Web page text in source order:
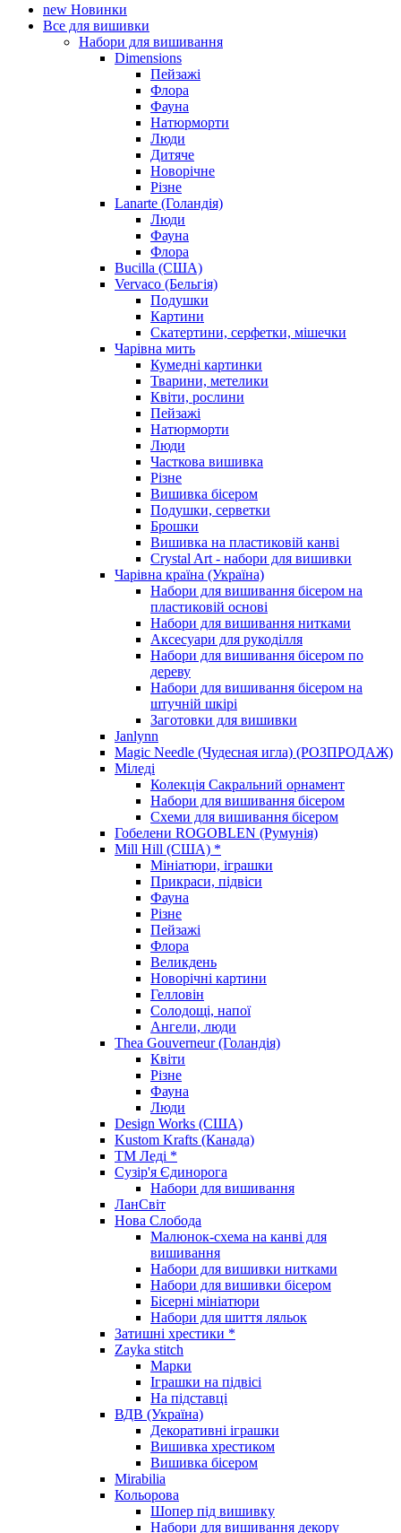
new Новинки
Все для вишивки
Набори для вишивання
Dimensions
Пейзажі
Флора
Фауна
Натюрморти
Люди
Дитяче
Новорічне
Різне
Lanarte (Голандія)
Люди
Фауна
Флора
Bucilla (США)
Vervaco (Бельгія)
Подушки
Картини
Скатертини, серфетки, мішечки
Чарiвна мить
Кумедні картинки
Тварини, метелики
Квіти, рослини
Пейзажі
Натюрморти
Люди
Часткова вишивка
Різне
Вишивка бісером
Подушки, серветки
Брошки
Вишивка на пластиковій канві
Crystal Art - набори для вишивки
Чарівна країна (Україна)
Набори для вишивання бісером на
пластиковій основі
Набори для вишивання нитками
Аксесуари для рукоділля
Набори для вишивання бісером по
дереву
Набори для вишивання бісером на
штучній шкірі
Заготовки для вишивки
Janlynn
Magic Needle (Чудесная игла) (РОЗПРОДАЖ)
Міледі
Колекція Сакральний орнамент
Набори для вишивання бісером
Схеми для вишивання бісером
Гобелени ROGOBLEN (Румунія)
Mill Hill (США) *
Мініатюри, іграшки
Прикраси, підвіси
Фауна
Різне
Пейзажі
Флора
Великдень
Новорічні картини
Гелловін
Солодощі, напої
Ангели, люди
Thea Gouverneur (Голандія)
Квіти
Різне
Фауна
Люди
Design Works (США)
Kustom Krafts (Канада)
ТМ Леді *
Сузір'я Єдинорога
Набори для вишивання
ЛанСвіт
Нова Слобода
Малюнок-схема на канві для
вишивання
Набори для вишивки нитками
Набори для вишивки бісером
Бісерні мініатюри
Набори для шиття ляльок
Затишні хрестики *
Zayka stitch
Марки
Іграшки на підвісі
На підставці
ВДВ (Україна)
Декоративні іграшки
Вишивка хрестиком
Вишивка бісером
Mirabilia
Кольорова
Шопер під вишивку
Набори для вишивання декору